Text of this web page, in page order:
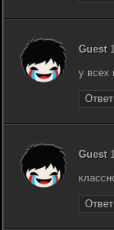
Guest
у всех
Guest